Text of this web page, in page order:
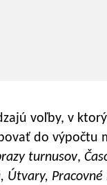
voľby, v
do výpočtu
turnusov,
Útvary, Pracovné